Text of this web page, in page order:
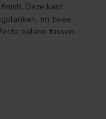
Deze kast
en twee
balans tussen